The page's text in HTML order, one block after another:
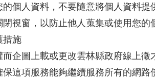
的個人資料，不要隨意將個人資料
視窗，以防止他人蒐集或使用您的
措施
而企圖上載或更改雲林縣政府線上
這項服務能夠繼續服務所有的網路